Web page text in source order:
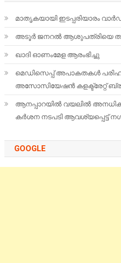
മാതൃകയായി ഇടപ്പരിയാരം
അടൂർ ജനറൽ ആശുപത്രിയെ
ഖാദി ഓണംമേള ആരംഭിച്ചു
മെഡിസെപ്പ് അപാകതകൾ
അസോസിയേഷൻ കളക്ട്രേറ്റ്
ആനപ്പാറയിൽ വയലിൽ
കർശന നടപടി ആവശ്യപ്പെട്ട്
GOOGLE